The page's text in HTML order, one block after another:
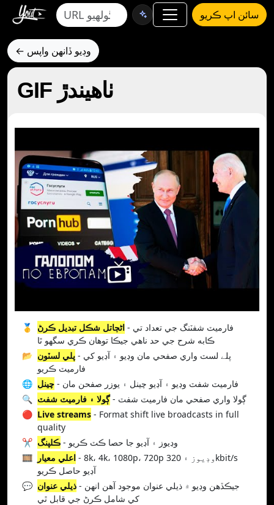
سائن اپ ڪريو
← وڊيو ڏانهن واپس
GIF ٺاهيندڙ
🥇 اڻڄاتل شڪل تبديل ڪرڻ - فارميٽ شفٽنگ جي تعداد تي
ڪابه شرح جي حد ناهي جيڪا توهان ڪري سگهو ٿا
📂 پلي لسٽون - پلے لسٽ واري صفحي مان وڊيو ۽ آڊيو کي
فارميٽ ڪريو
🌐 چينل
- فارميٽ شفٽ وڊيو ۽ آڊيو چينل ۽ يوزر صفحن مان
🔍 ڳولا ۽ فارميٽ شفٽ
- ڳولا واري صفحي مان فارميٽ شفٽ
🔴 Live streams - Format shift live broadcasts in full
quality
✂️ ڪلپنگ
- وڊيوز ۽ آڊيو جا حصا ڪٽ ڪريو
🎞️
اعلي معيار - 8k، 4k، 1080p، 720p وڊيوز ۽ 320kbit/s
آڊيو حاصل ڪريو
💬 ذيلي عنوان - جيڪڏهن وڊيو ۾ ذيلي عنوان موجود آهن انهن
کي شامل ڪرڻ جي قابل ٿي